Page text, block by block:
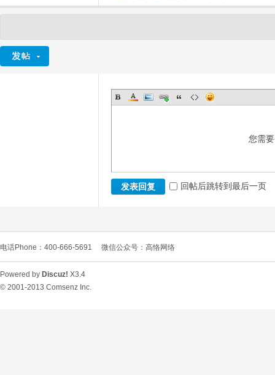
您需
发表回复 回帖后跳转到最后一页
电话Phone：400-666-5691 微信公众号：高恪网络
Powered by Discuz! X3.4
© 2001-2013 Comsenz Inc.